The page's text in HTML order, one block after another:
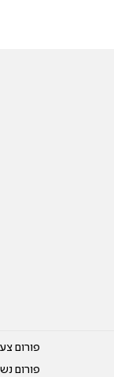
פורום
פורום